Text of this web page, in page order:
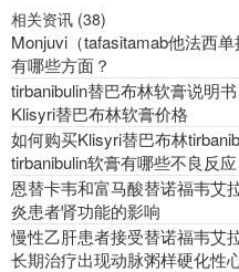
相关资讯 (38)
Monjuvi（tafasitamab他法西
有哪些方面？
tirbanibulin替巴布林软膏说明
Klisyri替巴布林软膏价格
如何购买Klisyri替巴布林
tirbanibulin软膏有哪些不良反
恩替卡韦和富马酸替诺福韦艾
炎患者肾功能的影响
慢性乙肝患者接受替诺福韦艾
长期治疗出现动脉粥样硬化性